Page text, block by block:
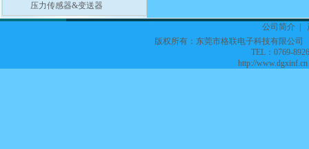
压力传感器&变送器
公司简介|
版权所有：东莞市格联电子科技有限
TEL：0769-
http://